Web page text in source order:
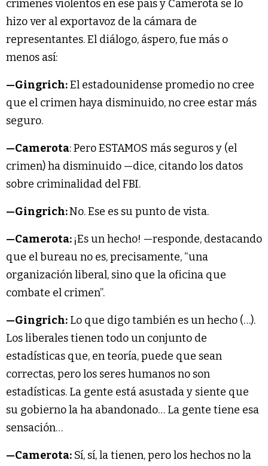
crímenes violentos en ese país y Camerota se lo
hizo ver al exportavoz de la cámara de
representantes. El diálogo, áspero, fue más o
menos así:
—Gingrich:El estadounidense promedio no cree
que el crimen haya disminuido, no cree estar más
seguro.
—Camerota: Pero ESTAMOS más seguros y (el
crimen) ha disminuido —dice, citando los datos
sobre criminalidad del FBI.
—Gingrich:No. Ese es su punto de vista.
—Camerota: ¡Es un hecho! —responde, destacando
que el bureau no es, precisamente, “una
organización liberal, sino que la oficina que
combate el crimen”.
—Gingrich: Lo que digo también es un hecho (…).
Los liberales tienen todo un conjunto de
estadísticas que, en teoría, puede que sean
correctas, pero los seres humanos no son
estadísticas. La gente está asustada y siente que
su gobierno la ha abandonado… La gente tiene esa
sensación…
—Camerota: Sí, sí, la tienen, pero los hechos no la